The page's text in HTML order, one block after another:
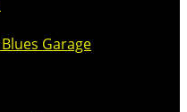
Garage